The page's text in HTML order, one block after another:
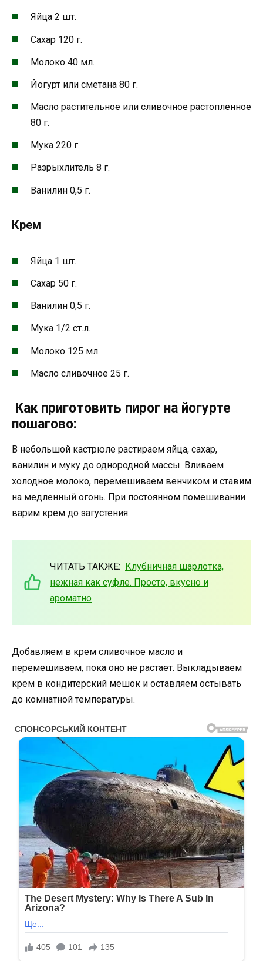
Яйца 2 шт.
Сахар 120 г.
Молоко 40 мл.
Йогурт или сметана 80 г.
Масло растительное или сливочное растопленное
80 г.
Мука 220 г.
Разрыхлитель 8 г.
Ванилин 0,5 г.
Крем
Яйца 1 шт.
Сахар 50 г.
Ванилин 0,5 г.
Мука 1/2 ст.л.
Молоко 125 мл.
Масло сливочное 25 г.
Как приготовить пирог на йогурте
пошагово:
В небольшой кастрюле растираем яйца, сахар,
ванилин и муку до однородной массы. Вливаем
холодное молоко, перемешиваем венчиком и ставим
на медленный огонь. При постоянном помешивании
варим крем до загустения.
ЧИТАТЬ ТАКЖЕ: Клубничная шарлотка,
нежная как суфле. Просто, вкусно и
ароматно
Добавляем в крем сливочное масло и
перемешиваем, пока оно не растает. Выкладываем
крем в кондитерский мешок и оставляем остывать
до комнатной температуры.